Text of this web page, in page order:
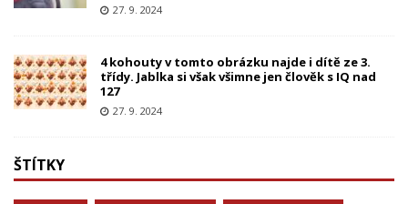
27. 9. 2024
4 kohouty v tomto obrázku najde i dítě ze 3.
třídy. Jablka si však všimne jen člověk s IQ nad
127
27. 9. 2024
ŠTÍTKY